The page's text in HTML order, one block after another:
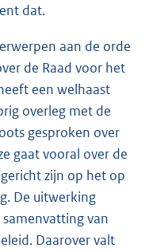
dat.
aan de orde
de Raad voor het
een welhaast
overleg met de
gesproken over
gaat vooral over de
zijn op het op
De uitwerking
van
Daarover valt